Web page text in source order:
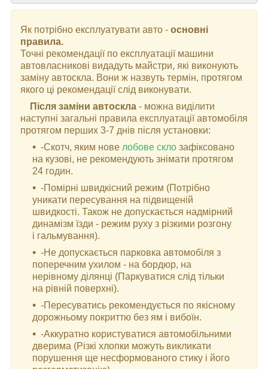
Як потрібно експлуатувати авто - основні
правила.
Точні рекомендації по експлуатації машини
автовласникові видадуть майстри, які виконують
заміну автоскла. Вони ж назвуть термін, протягом
якого ці рекомендації слід виконувати.
Після заміни автоскла - можна виділити
наступні загальні правила експлуатації автомобіля
протягом перших 3-7 днів після установки:
-Скотч, яким нове лобове скло зафіксовано
на кузові, не рекомендують знімати протягом
24 годин.
-Помірні швидкісний режим (Потрібно
уникати пересування на підвищеній
швидкості. Також не допускається надмірний
динамізм їзди - режим руху з різкими розгону
і гальмування).
-Не допускається парковка автомобіля з
поперечним ухилом - на бордюр, на
нерівному ділянці (Паркуватися слід тільки
на рівній поверхні).
-Пересуватись рекомендується по якісному
дорожньому покриттю без ям і вибоїн.
-Аккуратно користуватися автомобільними
дверима (Різкі хлопки можуть викликати
порушення ще несформованого стику і його